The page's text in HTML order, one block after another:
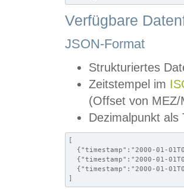
Verfügbare
JSON-Format
Strukturiertes
Zeitstempel im
(Offset von MEZ/
Dezimalpunkt als
[
{"timestamp":"2000-01-
{"timestamp":"2000-01-
{"timestamp":"2000-01-
]